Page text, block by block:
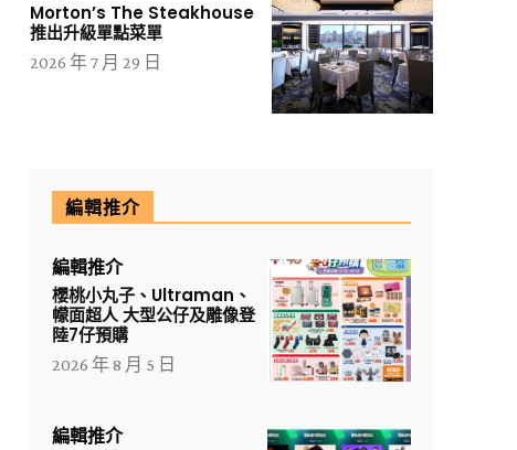
Morton’s The Steakhouse
推出升級單點菜單
2026 年 7 月 29 日
編輯推介
編輯推介
櫻桃小丸子、Ultraman、
幪面超人 大型公仔及雕像登
陸7仔預購
2026 年 8 月 5 日
編輯推介